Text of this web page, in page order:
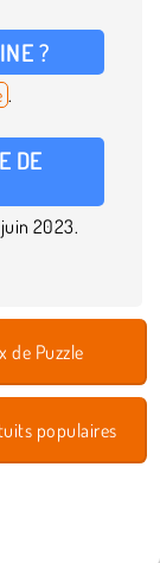
?
.
DE
2023.
de Puzzle
populaires